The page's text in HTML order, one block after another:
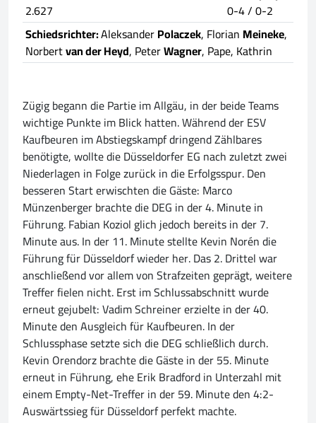
2.627
0-4 / 0-2
Schiedsrichter:AleksanderPolaczek, Florian Meineke,
Norbertvan der Heyd, PeterWagner, Pape, Kathrin
Zügig begann die Partie im Allgäu, in der beide Teams
wichtige Punkte im Blick hatten. Während der ESV
Kaufbeuren im Abstiegskampf dringend Zählbares
benötigte, wollte die Düsseldorfer EG nach zuletzt zwei
Niederlagen in Folge zurück in die Erfolgsspur. Den
besseren Start erwischten die Gäste: Marco
Münzenberger brachte die DEG in der 4. Minute in
Führung. Fabian Koziol glich jedoch bereits in der 7.
Minute aus. In der 11. Minute stellte Kevin Norén die
Führung für Düsseldorf wieder her. Das 2. Drittel war
anschließend vor allem von Strafzeiten geprägt, weitere
Treffer fielen nicht. Erst im Schlussabschnitt wurde
erneut gejubelt: Vadim Schreiner erzielte in der 40.
Minute den Ausgleich für Kaufbeuren. In der
Schlussphase setzte sich die DEG schließlich durch.
Kevin Orendorz brachte die Gäste in der 55. Minute
erneut in Führung, ehe Erik Bradford in Unterzahl mit
einem Empty-Net-Treffer in der 59. Minute den 4:2-
Auswärtssieg für Düsseldorf perfekt machte.